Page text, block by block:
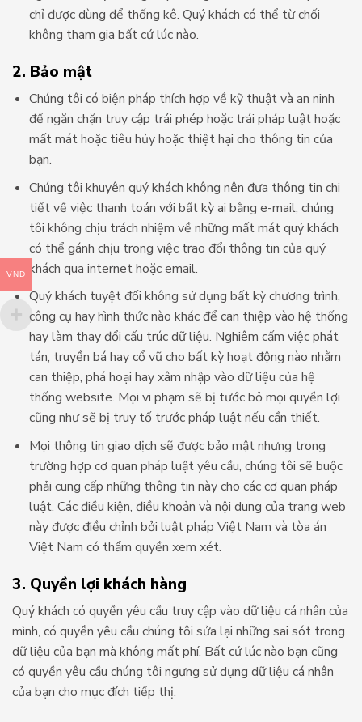
chỉ được dùng để thống kê. Quý khách có thể từ chối
không tham gia bất cứ lúc nào.
2. Bảo mật
Chúng tôi có biện pháp thích hợp về kỹ thuật và an ninh
để ngăn chặn truy cập trái phép hoặc trái pháp luật hoặc
mất mát hoặc tiêu hủy hoặc thiệt hại cho thông tin của
bạn.
Chúng tôi khuyên quý khách không nên đưa thông tin chi
tiết về việc thanh toán với bất kỳ ai bằng e-mail, chúng
tôi không chịu trách nhiệm về những mất mát quý khách
có thể gánh chịu trong việc trao đổi thông tin của quý
khách qua internet hoặc email.
Quý khách tuyệt đối không sử dụng bất kỳ chương trình,
công cụ hay hình thức nào khác để can thiệp vào hệ thống
hay làm thay đổi cấu trúc dữ liệu. Nghiêm cấm việc phát
tán, truyền bá hay cổ vũ cho bất kỳ hoạt động nào nhằm
can thiệp, phá hoại hay xâm nhập vào dữ liệu của hệ
thống website. Mọi vi phạm sẽ bị tước bỏ mọi quyền lợi
cũng như sẽ bị truy tố trước pháp luật nếu cần thiết.
Mọi thông tin giao dịch sẽ được bảo mật nhưng trong
trường hợp cơ quan pháp luật yêu cầu, chúng tôi sẽ buộc
phải cung cấp những thông tin này cho các cơ quan pháp
luật. Các điều kiện, điều khoản và nội dung của trang web
này được điều chỉnh bởi luật pháp Việt Nam và tòa án
Việt Nam có thẩm quyền xem xét.
3. Quyền lợi khách hàng
Quý khách có quyền yêu cầu truy cập vào dữ liệu cá nhân của
mình, có quyền yêu cầu chúng tôi sửa lại những sai sót trong
dữ liệu của bạn mà không mất phí. Bất cứ lúc nào bạn cũng
có quyền yêu cầu chúng tôi ngưng sử dụng dữ liệu cá nhân
của bạn cho mục đích tiếp thị.
VND